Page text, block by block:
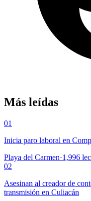
Más leídas
01
Inicia paro laboral en
Playa del Carmen·1,996
02
Asesinan al creador de
transmisión en Culiacán